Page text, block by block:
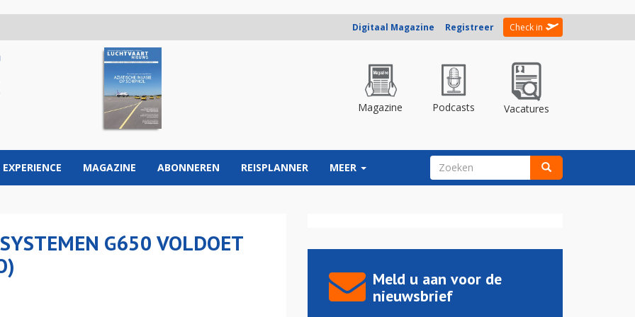
Digitaal Magazine Registreer Check in
Magazine Podcasts Vacatures
EXPERIENCE MAGAZINE ABONNEREN REISPLANNER MEER ZOEKVELD
G650 VOLDOET
Meld u aan voor de
nieuwsbrief